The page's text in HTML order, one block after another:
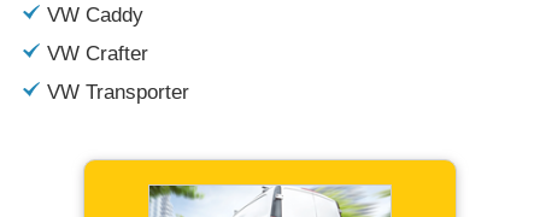
VW Caddy
VW Crafter
VW Transporter